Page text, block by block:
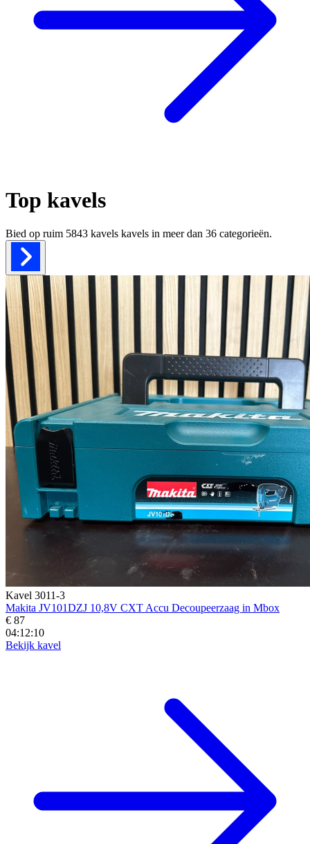
Top kavels
Bied op ruim 5843 kavels kavels in meer dan 36 categorieën.
Kavel 3011-3
Makita JV101DZJ 10,8V CXT Accu Decoupeerzaag in Mbox
€ 87
04:12:09
Bekijk kavel